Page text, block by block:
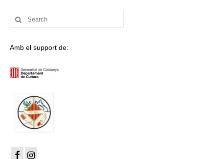
Search
for:
Amb el support de: